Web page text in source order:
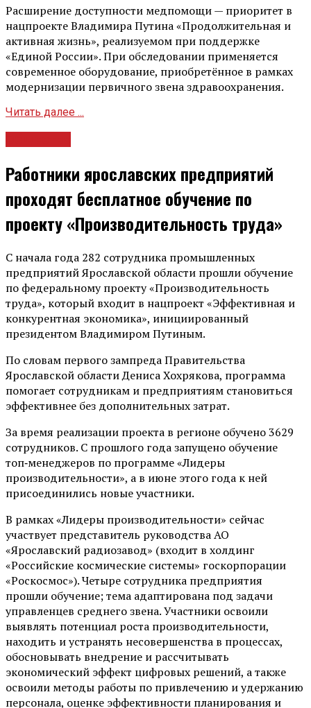
Расширение доступности медпомощи — приоритет в
нацпроекте Владимира Путина «Продолжительная и
активная жизнь», реализуемом при поддержке
«Единой России». При обследовании применяется
современное оборудование, приобретённое в рамках
модернизации первичного звена здравоохранения.
Читать далее ...
Работники ярославских предприятий
проходят бесплатное обучение по
проекту «Производительность труда»
С начала года 282 сотрудника промышленных
предприятий Ярославской области прошли обучение
по федеральному проекту «Производительность
труда», который входит в нацпроект «Эффективная и
конкурентная экономика», инициированный
президентом Владимиром Путиным.
По словам первого зампреда Правительства
Ярославской области Дениса Хохрякова, программа
помогает сотрудникам и предприятиям становиться
эффективнее без дополнительных затрат.
За время реализации проекта в регионе обучено 3629
сотрудников. С прошлого года запущено обучение
топ‑менеджеров по программе «Лидеры
производительности», а в июне этого года к ней
присоединились новые участники.
В рамках «Лидеры производительности» сейчас
участвует представитель руководства АО
«Ярославский радиозавод» (входит в холдинг
«Российские космические системы» госкорпорации
«Роскосмос»). Четыре сотрудника предприятия
прошли обучение; тема адаптирована под задачи
управленцев среднего звена. Участники освоили
выявлять потенциал роста производительности,
находить и устранять несовершенства в процессах,
обосновывать внедрение и рассчитывать
экономический эффект цифровых решений, а также
освоили методы работы по привлечению и удержанию
персонала, оценке эффективности планирования и